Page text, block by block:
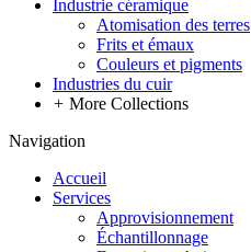
Industrie céramique
Atomisation des terres
Frits et émaux
Couleurs et pigments
Industries du cuir
+ More Collections
Navigation
Accueil
Services
Approvisionnement
Échantillonnage